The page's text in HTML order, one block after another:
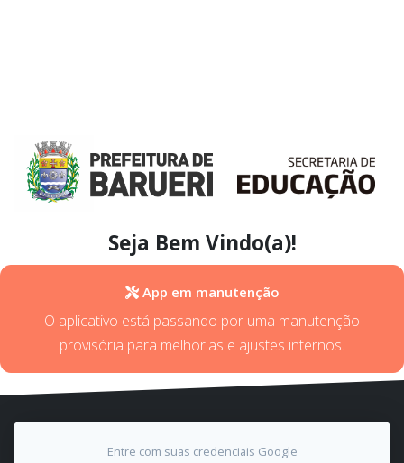
Seja Bem Vindo(a)!
App em manutenção
O aplicativo está passando por uma manutenção
provisória para melhorias e ajustes internos.
Entre com suas credenciais Google